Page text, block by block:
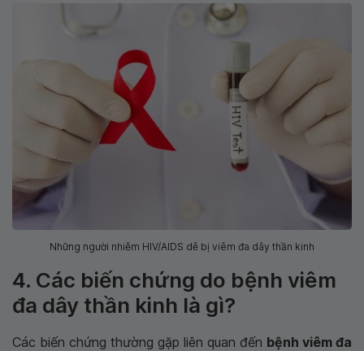
Những người nhiễm HIV/AIDS dễ bị viêm đa dây thần kinh
4. Các biến chứng do bệnh viêm
đa dây thần kinh là gì?
Các biến chứng thường gặp liên quan đến bệnh viêm đa